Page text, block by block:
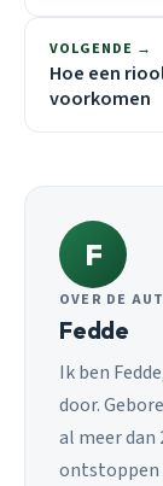
VOLGENDE →
Hoe een
voorkomen
F
OVER DE
Fedde
Ik ben
door.
al meer dan
ontstoppen